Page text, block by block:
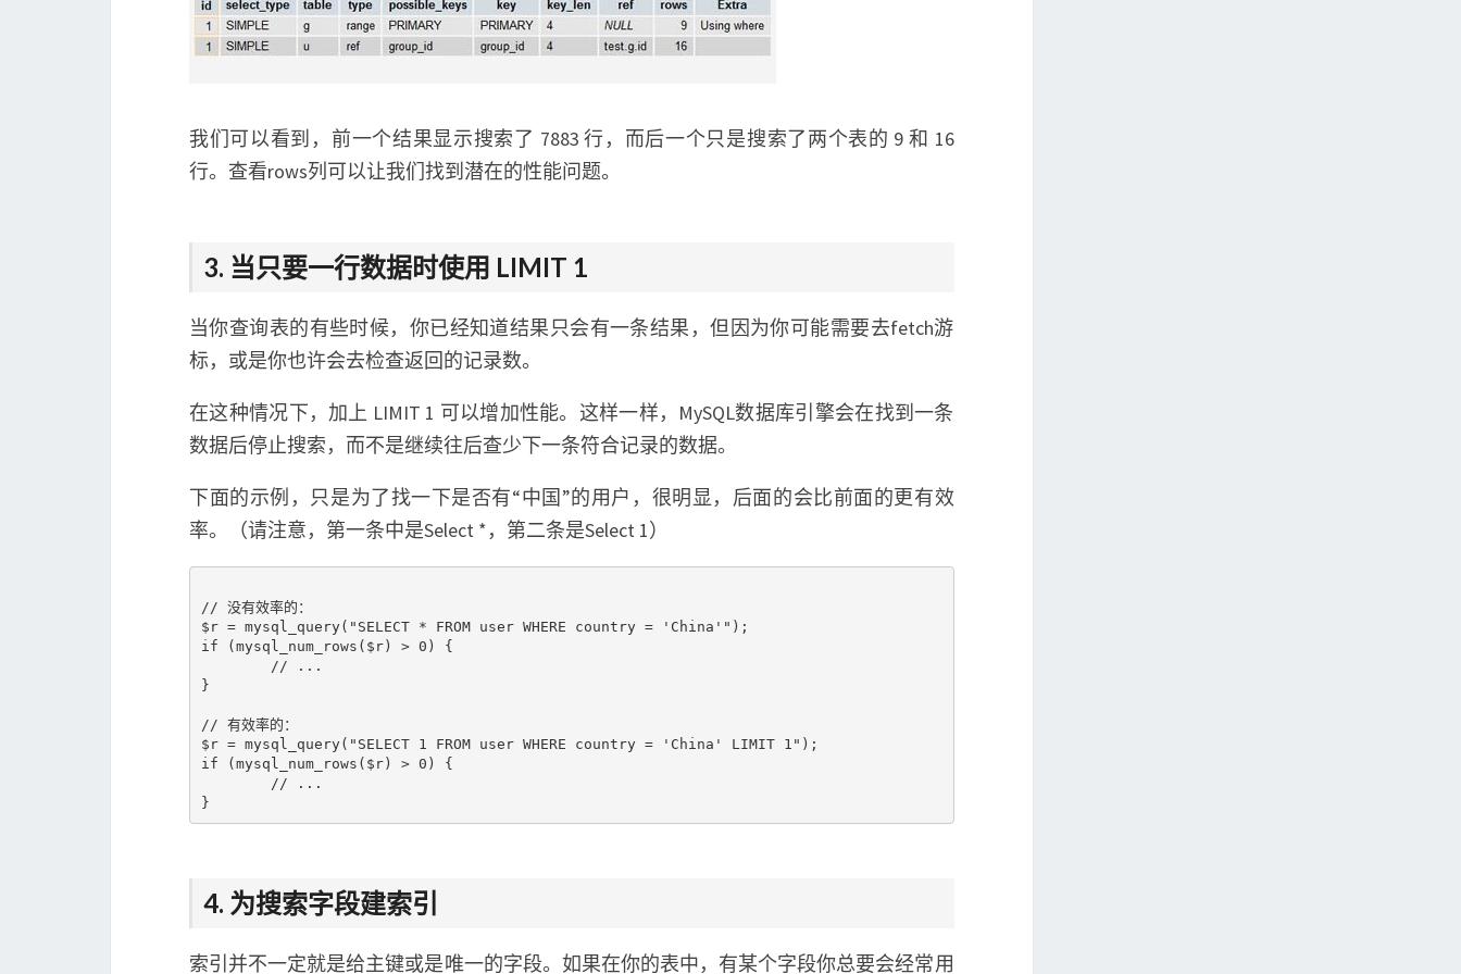
我们可以看到，前一个结果显示搜索了 7883 行，而后一个只是搜索了两个表的 9 和 16
行。查看rows列可以让我们找到潜在的性能问题。
3. 当只要一行数据时使用 LIMIT 1
当你查询表的有些时候，你已经知道结果只会有一条结果，但因为你可能需要去fetch游
标，或是你也许会去检查返回的记录数。
在这种情况下，加上 LIMIT 1 可以增加性能。这样一样，MySQL数据库引擎会在找到一条
数据后停止搜索，而不是继续往后查少下一条符合记录的数据。
下面的示例，只是为了找一下是否有“中国”的用户，很明显，后面的会比前面的更有效
率。（请注意，第一条中是Select *，第二条是Select 1）
// 没有效率的：
$r = mysql_query("SELECT * FROM user WHERE country = 'China'");
if (mysql_num_rows($r) > 0) {
}
// 有效率的：
$r = mysql_query("SELECT 1 FROM user WHERE country = 'China' LIMIT 1");
if (mysql_num_rows($r) > 0) {
4. 为搜索字段建索引
索引并不一定就是给主键或是唯一的字段。如果在你的表中，有某个字段你总要会经常用